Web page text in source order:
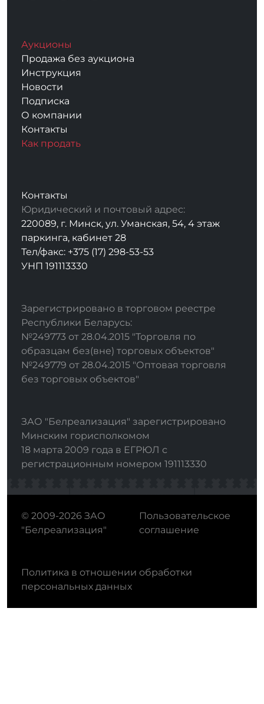
Аукционы
Продажа без аукциона
Инструкция
Новости
Подписка
О компании
Контакты
Как продать
Контакты
Юридический и почтовый адрес:
220089, г. Минск, ул. Уманская, 54, 4 этаж
паркинга, кабинет 28
Тел/факс: +375 (17) 298-53-53
УНП 191113330
Зарегистрировано в торговом реестре
Республики Беларусь:
№249773 от 28.04.2015 "Торговля по
образцам без(вне) торговых объектов"
№249779 от 28.04.2015 "Оптовая торговля
без торговых объектов"
ЗАО "Белреализация" зарегистрировано
Минским горисполкомом
18 марта 2009 года в ЕГРЮЛ с
регистрационным номером 191113330
© 2009-2026 ЗАО
"Белреализация"
Пользовательское
соглашение
Политика в отношении обработки
персональных данных